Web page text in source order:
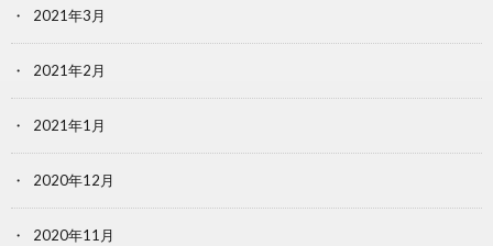
2021年3月
2021年2月
2021年1月
2020年12月
2020年11月